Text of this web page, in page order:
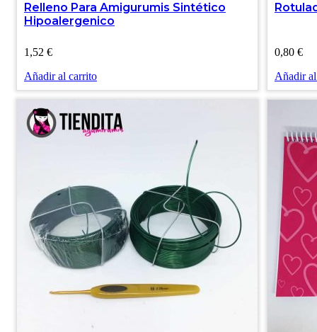
Relleno Para Amigurumis Sintético
Hipoalergenico
1,52 €
Añadir al carrito
0,80 €
Añadir